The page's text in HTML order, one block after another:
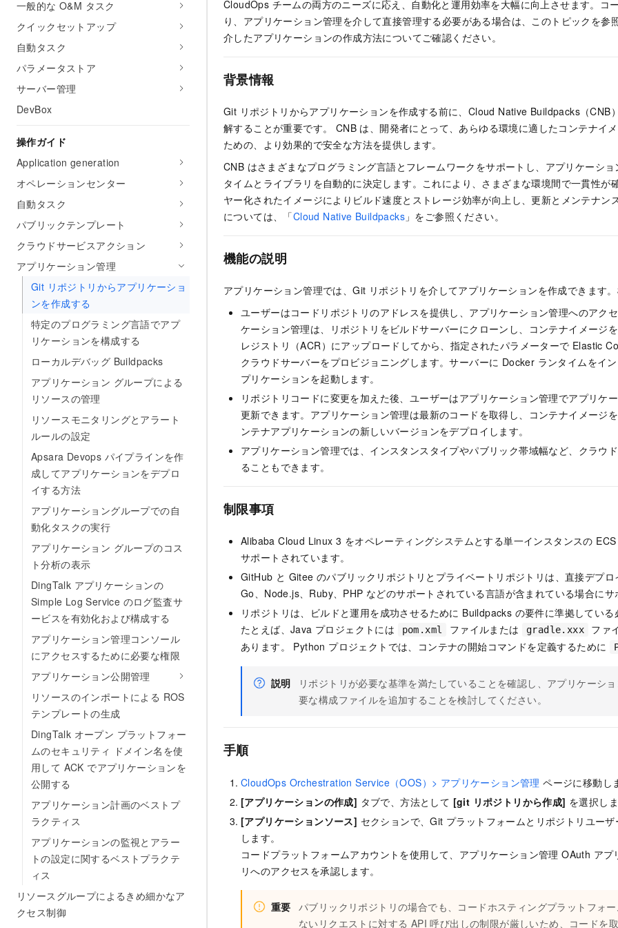
一般的な O&M タスク
クイックセットアップ
自動タスク
パラメータストア
サーバー管理
DevBox
操作ガイド
Application generation
オペレーションセンター
自動タスク
パブリックテンプレート
クラウドサービスアクション
アプリケーション管理
Git リポジトリからアプリケーショ
ンを作成する
特定のプログラミング言語でアプ
リケーションを構成する
ローカルデバッグ Buildpacks
アプリケーション グループによる
リソースの管理
リソースモニタリングとアラート
ルールの設定
Apsara Devops パイプラインを作
成してアプリケーションをデプロ
イする方法
アプリケーショングループでの自
動化タスクの実行
アプリケーション グループのコス
ト分析の表示
DingTalk アプリケーションの
Simple Log Service のログ監査サ
ービスを有効化および構成する
アプリケーション管理コンソール
にアクセスするために必要な権限
アプリケーション公開管理
リソースのインポートによる ROS
テンプレートの生成
DingTalk オープン プラットフォー
ムのセキュリティ ドメイン名を使
用して ACK でアプリケーションを
公開する
アプリケーション計画のベストプ
ラクティス
アプリケーションの監視とアラー
トの設定に関するベストプラクテ
ィス
リソースグループによるきめ細かなア
クセス制御
CloudOps チームの両方のニーズに応え、自動化と運用効率を大幅に向上させます。コ
り、アプリケーション管理を介して直接管理する必要がある場合は、このトピックを参
介したアプリケーションの作成方法についてご確認ください。
背景情報
Git リポジトリからアプリケーションを作成する前に、Cloud Native Buildpacks（CNB
解することが重要です。 CNB は、開発者にとって、あらゆる環境に適したコンテナイ
ための、より効果的で安全な方法を提供します。
CNB はさまざまなプログラミング言語とフレームワークをサポートし、アプリケーシ
タイムとライブラリを自動的に決定します。これにより、さまざまな環境間で一貫性が
ヤー化されたイメージによりビルド速度とストレージ効率が向上し、更新とメンテナン
については、「Cloud Native Buildpacks 」をご参照ください。
機能の説明
アプリケーション管理では、Git リポジトリを介してアプリケーションを作成できます
ユーザーはコードリポジトリのアドレスを提供し、アプリケーション管理へのアク
ケーション管理は、リポジトリをビルドサーバーにクローンし、コンテナイメージ
レジストリ（ACR）にアップロードしてから、指定されたパラメーターで Elastic
クラウドサーバーをプロビジョニングします。サーバーに Docker ランタイムをイ
プリケーションを起動します。
リポジトリコードに変更を加えた後、ユーザーはアプリケーション管理でアプリケ
更新できます。アプリケーション管理は最新のコードを取得し、コンテナイメージ
ンテナアプリケーションの新しいバージョンをデプロイします。
アプリケーション管理では、インスタンスタイプやパブリック帯域幅など、クラウ
ることもできます。
制限事項
Alibaba Cloud Linux 3 をオペレーティングシステムとする単一インスタンスの
サポートされています。
GitHub と Gitee のパブリックリポジトリとプライベートリポジトリは、直接デプ
Go、Node.js、Ruby、PHP などのサポートされている言語が含まれている場合に
リポジトリは、ビルドと運用を成功させるために Buildpacks の要件に準拠してい
たとえば、Java プロジェクトには
pom.xml ファイルまたは gradle.xxx
ファ
あります。 Python プロジェクトでは、コンテナの開始コマンドを定義するために
説明
リポジトリが必要な基準を満たしていることを確認し、アプリケーシ
要な構成ファイルを追加することを検討してください。
手順
CloudOps Orchestration Service（OOS）> アプリケーション管理 ページに移動し
[アプリケーションの作成] タブで、方法として [git リポジトリから作成] を選択し
[アプリケーションソース] セクションで、Git プラットフォームとリポジトリユー
します。
コードプラットフォームアカウントを使用して、アプリケーション管理 OAuth ア
リへのアクセスを承認します。
重要 パブリックリポジトリの場合でも、コードホスティングプラットフォ
ないリクエストに対する API 呼び出しの制限が厳しいため、コードを